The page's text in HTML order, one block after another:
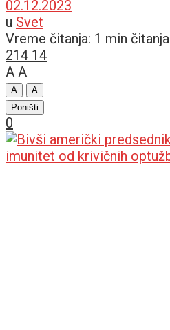
02.12.2023
u Svet
Vreme čitanja: 1 min čitanja
214 14
A A
A
A
Poništi
0